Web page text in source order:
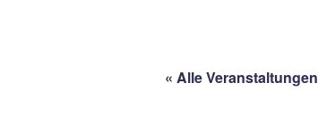
« Alle Veranstaltungen